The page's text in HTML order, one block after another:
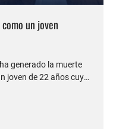
un joven
generado la muerte
joven de 22 años cuyo
fueron